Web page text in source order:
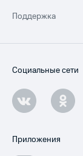
Поддержка
Социальные сети
Приложения